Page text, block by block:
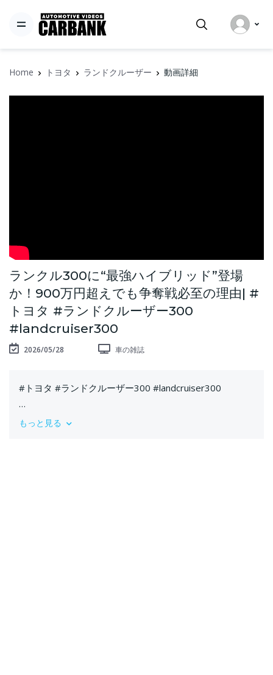
Home トヨタ ランドクルーザー 動画詳細
ランクル300に“最強ハイブリッド”登場
か！900万円超えでも争奪戦必至の理由| #
トヨタ #ランドクルーザー300
#landcruiser300
2026/05/28 車の雑誌
#トヨタ #ランドクルーザー300 #landcruiser300
ついに、ランドクルーザー300に本格ハイブリッドモデ
もっと見る